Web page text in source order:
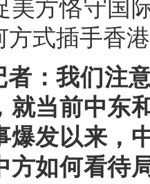
美方恪守国
方式插手香
者：我们注
就当前中东
爆发以来，
方如何看待